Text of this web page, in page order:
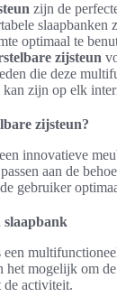
zijn de
optimaal te
zijsteun
die deze
zijn op elk
zijsteun?
innovatieve
aan de
gebruiker
slaapbank
een
het mogelijk om
de activiteit.